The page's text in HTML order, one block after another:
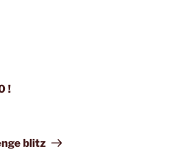
!
blitz